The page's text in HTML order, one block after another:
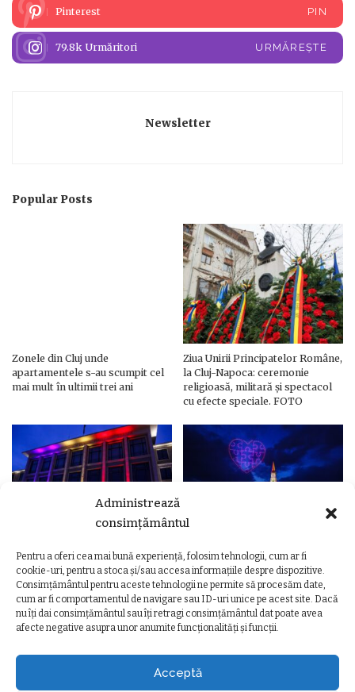
Administrează
consimțământul
Pentru a oferi cea mai bună experiență, folosim tehnologii, cum ar fi
cookie-uri, pentru a stoca și/sau accesa informațiile despre dispozitive.
Consimțământul pentru aceste tehnologii ne permite să procesăm date,
cum ar fi comportamentul de navigare sau ID-uri unice pe acest site. Dacă
nu îți dai consimțământul sau îți retragi consimțământul dat poate avea
afecte negative asupra unor anumite funcționalități și funcții.
Acceptă
Pinterest PIN
79.8k Urmăritori URMĂREȘTE
Newsletter
Popular Posts
Zonele din Cluj unde
apartamentele s-au scumpit cel
mai mult în ultimii trei ani
Ziua Unirii Principatelor Române,
la Cluj-Napoca: ceremonie
religioasă, militară și spectacol
cu efecte speciale. FOTO
Ziua Unirii Principatelor Române
– Clădiri și poduri din Cluj,
iluminate în culorile drapelului
Ziua Unirii la Cluj-Napoca.
Programul complet al
evenimentelor